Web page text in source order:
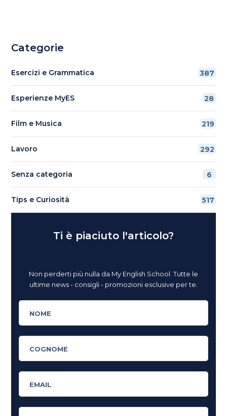
Categorie
Esercizi e Grammatica 387
Esperienze MyES 28
Film e Musica 219
Lavoro 292
Senza categoria 6
Tips e Curiosità 517
Ti è piaciuto l'articolo?
Non perderti più nulla da My English School. Tutte le
ultime news - consigli - promozioni esclusive per te.